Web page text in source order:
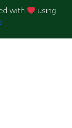
with
using